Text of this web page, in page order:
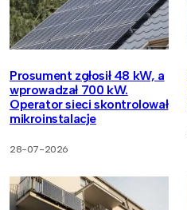
Prosument zgłosił 48 kW, a
wprowadzał 700 kW.
Operator sieci skontrolował
mikroinstalacje
28-07-2026